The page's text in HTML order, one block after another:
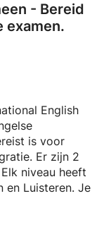
- Bereid
examen.
English
is voor
Er zijn 2
niveau heeft
en Luisteren. Je